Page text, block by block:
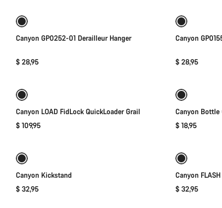
Canyon GP0252-01 Derailleur Hanger
$ 28,95
Canyon
$ 28,95
Canyon LOAD FidLock QuickLoader Grail
$ 109,95
Canyon Bottle
$ 18,95
Canyon Kickstand
$ 32,95
Canyon
$ 32,95